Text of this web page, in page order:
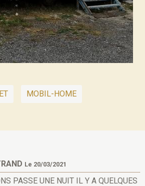
MOBIL-HOME
Le 20/03/2021
PASSE UNE NUIT IL Y A QUELQUES